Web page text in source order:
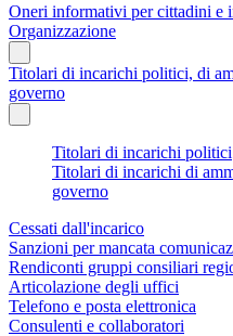
Oneri informativi per cittadini e
Organizzazione
Titolari di incarichi politici, di
governo
Titolari di incarichi politici
Titolari di incarichi di
governo
Cessati dall'incarico
Sanzioni per mancata
Rendiconti gruppi consiliari
Articolazione degli uffici
Telefono e posta elettronica
Consulenti e collaboratori